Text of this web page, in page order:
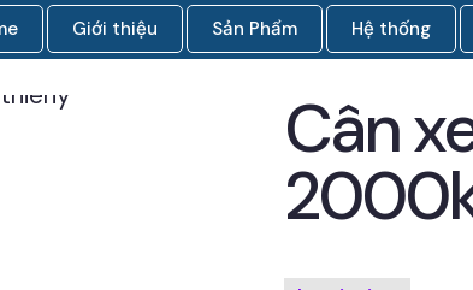
Giới thiệu Sản Phẩm Hệ thống
Cân